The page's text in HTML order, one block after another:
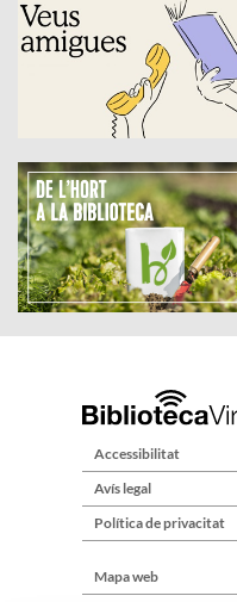
Accessibilitat
Avís legal
Política de privacitat
Mapa web